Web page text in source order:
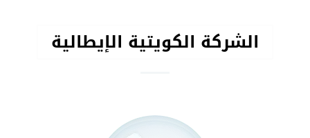
الشركة الكويتية الإيطالية